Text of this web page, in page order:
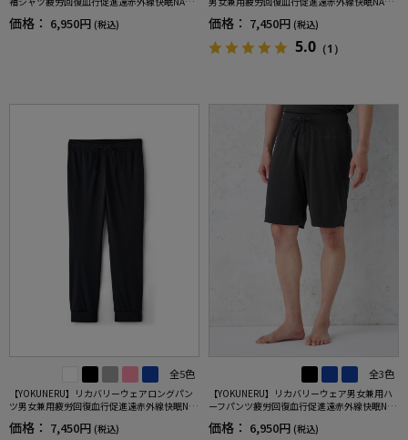
MIX(R)【一般医療機器】SS～LLサイズ
価格： 6,950円 (税込)
MIX(R)【一般医療機器】SS～LLサイズ
価格： 7,450円 (税込)
5.0 （1）
全5色
【YOKUNERU】リカバリーウェアロングパン
ツ男女兼用疲労回復血行促進遠赤外線快眠NA
NOMIX(R)【一般医療機器】SS～LLサイズ
価格： 7,450円 (税込)
全3色
【YOKUNERU】リカバリーウェア男女兼用ハ
ーフパンツ疲労回復血行促進遠赤外線快眠NA
NOMIX(R)【一般医療機器】SS～LLサイズ
価格： 6,950円 (税込)